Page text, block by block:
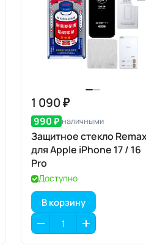
1 090 ₽
990 ₽ наличными
Защитное стекло
для Apple iPhone 17 / 16
Pro
Доступно
В корзину